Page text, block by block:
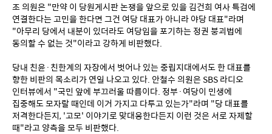
조 의원은 "만약 이 당원게시판 논쟁을 앞으로 있을 김건희 여사 특검에
연결한다는 고민을 한다면 그건 여당 대표가 아니라 야당 대표"라며
"아무리 당에서 내분이 있더라도 여당임을 포기하는 정권 붕괴법에
동의할 수 없는 것"이라고 강하게 비판했다.
당내 친윤·친한계의 자장에서 벗어나 있는 중립지대에서도 한 대표를
향한 비판의 목소리가 연일 나오고 있다. 안철수 의원은 SBS 라디오
인터뷰에서 "국민 앞에 부끄러울 따름이다. 정부·여당이 민생에
집중해도 모자랄 때인데 이거 가지고 다투고 있는가"라며 "당 대표를
저격한다든지, '고모' 이야기로 맞대응한다든지 이런 것은 서로 자제할
때"라고 양측을 모두 비판했다.